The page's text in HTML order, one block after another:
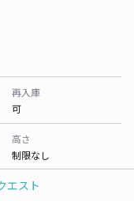
エスト
再入庫
可
高さ
制限なし